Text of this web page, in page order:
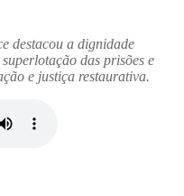
destacou a dignidade
das prisões e
e justiça restaurativa.